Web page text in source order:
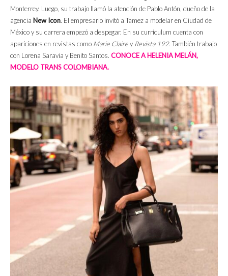
Monterrey. Luego, su trabajo llamó la atención de Pablo Antón, dueño de la
agencia New Icon. El empresario invitó a Tamez a modelar en Ciudad de
México y su carrera empezó a despegar. En su currículum cuenta con
apariciones en revistas como Marie Clairey Revista 192. También trabajo
con Lorena Saravia y Benito Santos. CONOCE A HELENIA MELÁN,
MODELO TRANS COLOMBIANA.